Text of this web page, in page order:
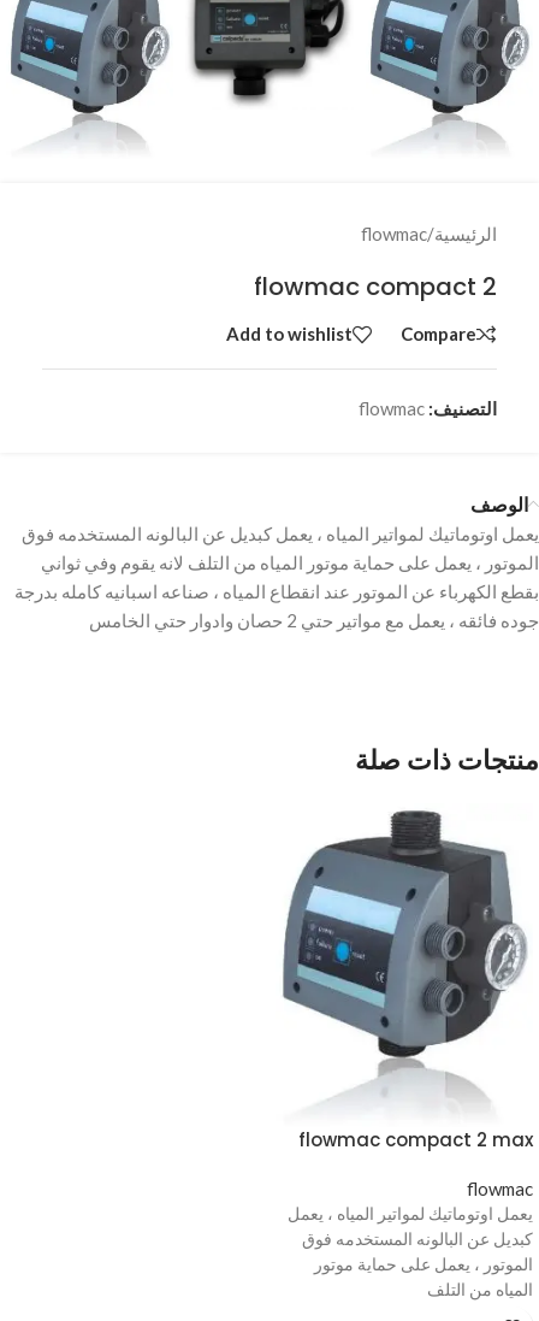
الرئيسية/
flowmac
flowmac compact 2
Compare
Add to wishlist
التصنيف: flowmac
الوصف
يعمل اوتوماتيك لمواتير المياه ، يعمل كبديل عن البالونه المستخدمه فوق
الموتور ، يعمل على حماية موتور المياه من التلف لانه يقوم وفي ثواني
بقطع الكهرباء عن الموتور عند انقطاع المياه ، صناعه اسبانيه كامله بدرجة
جوده فائقه ، يعمل مع مواتير حتي 2 حصان وادوار حتي الخامس
منتجات ذات صلة
flowmac compact 2 max
flowmac
يعمل اوتوماتيك لمواتير المياه ، يعمل
كبديل عن البالونه المستخدمه فوق
الموتور ، يعمل على حماية موتور
المياه من التلف